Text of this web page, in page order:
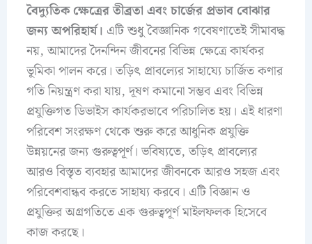
বৈদ্যুতিক ক্ষেত্রের তীব্রতা এবং চার্জের প্রভাব বোঝার
জন্য অপরিহার্য। এটি শুধু বৈজ্ঞানিক গবেষণাতেই সীমাবদ্ধ
নয়, আমাদের দৈনন্দিন জীবনের বিভিন্ন ক্ষেত্রে কার্যকর
ভূমিকা পালন করে। তড়িৎ প্রাবল্যের সাহায্যে চার্জিত কণার
গতি নিয়ন্ত্রণ করা যায়, দূষণ কমানো সম্ভব এবং বিভিন্ন
প্রযুক্তিগত ডিভাইস কার্যকরভাবে পরিচালিত হয়। এই ধারণা
পরিবেশ সংরক্ষণ থেকে শুরু করে আধুনিক প্রযুক্তি
উন্নয়নের জন্য গুরুত্বপূর্ণ। ভবিষ্যতে, তড়িৎ প্রাবল্যের
আরও বিস্তৃত ব্যবহার আমাদের জীবনকে আরও সহজ এবং
পরিবেশবান্ধব করতে সাহায্য করবে। এটি বিজ্ঞান ও
প্রযুক্তির অগ্রগতিতে এক গুরুত্বপূর্ণ মাইলফলক হিসেবে
কাজ করছে।